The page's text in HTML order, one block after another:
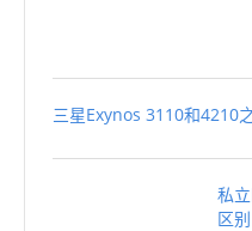
三星Exynos 3110和4210
私
区别